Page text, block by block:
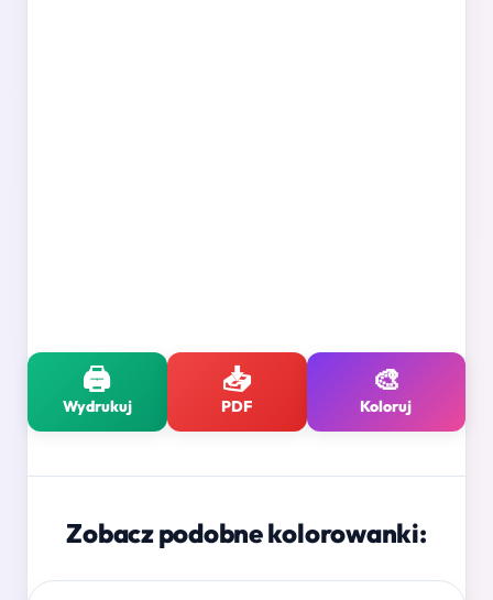
🖨️
Wydrukuj
📥
PDF
🎨
Koloruj
Zobacz podobne kolorowanki: